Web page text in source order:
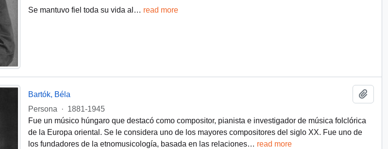
Se mantuvo fiel toda su vida al … read more
Bartók, Béla
Persona
· 1881-1945
Fue un músico húngaro que destacó como compositor, pianista e investigador de música folclórica
de la Europa oriental. Se le considera uno de los mayores compositores del siglo XX. Fue uno de
los fundadores de la etnomusicología, basada en las relaciones… read more